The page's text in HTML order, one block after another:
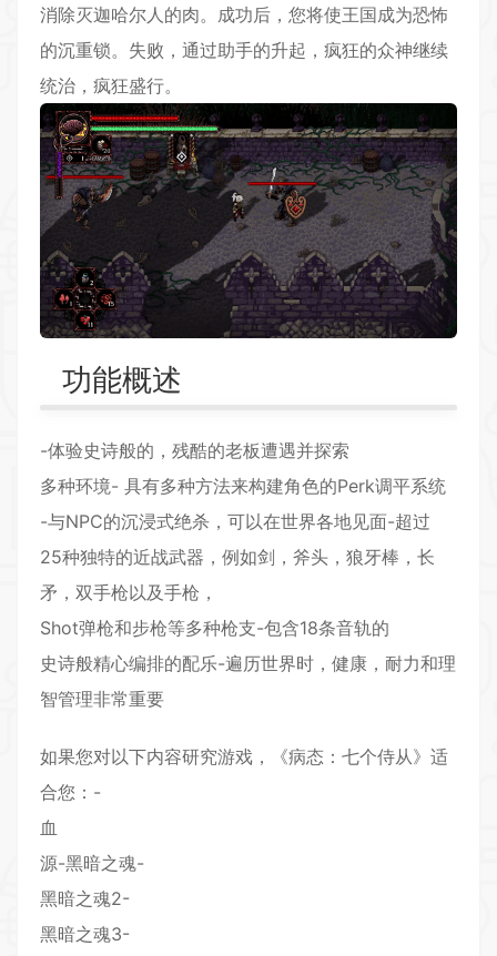
消除灭迦哈尔人的肉。成功后，您将使王国成为恐怖
的沉重锁。失败，通过助手的升起，疯狂的众神继续
统治，疯狂盛行。
功能概述
-体验史诗般的，残酷的老板遭遇并探索
多种环境- 具有多种方法来构建角色的Perk调平系统
-与NPC的沉浸式绝杀，可以在世界各地见面-超过
25种独特的近战武器，例如剑，斧头，狼牙棒，长
矛，双手枪以及手枪，
Shot弹枪和步枪等多种枪支-包含18条音轨的
史诗般精心编排的配乐-遍历世界时，健康，耐力和理
智管理非常重要
如果您对以下内容研究游戏，《病态：七个侍从》适
合您：-
血
源-黑暗之魂-
黑暗之魂2-
黑暗之魂3-